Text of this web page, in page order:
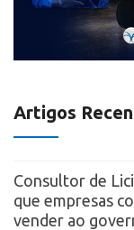
Artigos
Consultor de
que empresas
vender ao